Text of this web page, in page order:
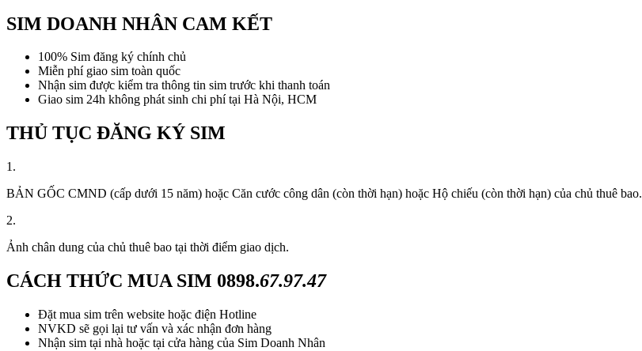
SIM DOANH NHÂN CAM KẾT
100% Sim đăng ký chính chủ
Miễn phí giao sim toàn quốc
Nhận sim được kiểm tra thông tin sim trước khi thanh toán
Giao sim 24h không phát sinh chi phí tại Hà Nội, HCM
THỦ TỤC ĐĂNG KÝ SIM
1.
BẢN GỐC CMND (cấp dưới 15 năm) hoặc Căn cước công dân (còn thời hạn) hoặc Hộ chiếu (còn thời hạn) của chủ thuê bao.
2.
Ảnh chân dung của chủ thuê bao tại thời điểm giao dịch.
CÁCH THỨC MUA SIM 0898.67.97.47
Đặt mua sim trên website hoặc điện Hotline
NVKD sẽ gọi lại tư vấn và xác nhận đơn hàng
Nhận sim tại nhà hoặc tại cửa hàng của Sim Doanh Nhân